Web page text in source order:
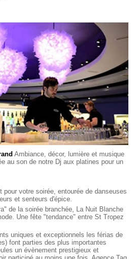
Ambiance, décor, lumière et musique
au son de notre Dj aux platines pour un
pour votre soirée, entourée de danseuses
et senteurs d'épice.
de la soirée branchée, La Nuit Blanche
Une fête "tendance" entre St Tropez
uniques et exceptionnels les férias de
font parties des plus importantes
un évènement prestigieux et